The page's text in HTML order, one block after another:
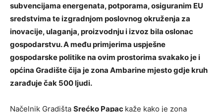
subvencijama energenata, potporama, osiguranim EU
sredstvima te izgradnjom poslovnog okruženja za
inovacije, ulaganja, proizvodnju i izvoz bila oslonac
gospodarstvu. A među primjerima uspješne
gospodarske politike na ovim prostorima svakako je i
općina Gradište čija je zona Ambarine mjesto gdje kruh
zarađuje čak 500 ljudi.
Načelnik Gradišta Srećko Papac kaže kako je zona